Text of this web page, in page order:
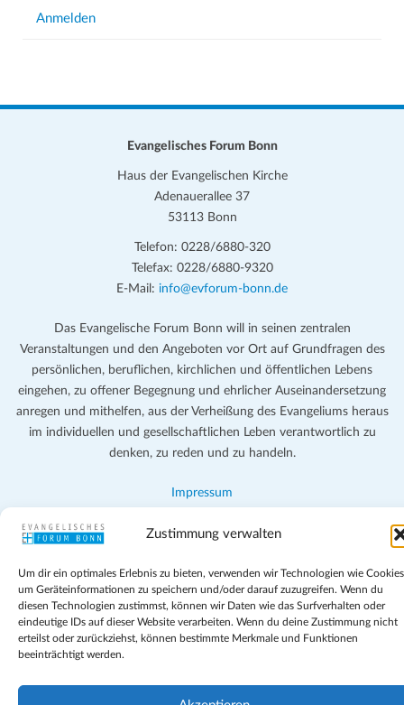
Zustimmung verwalten
Um dir ein optimales Erlebnis zu bieten, verwenden wir Technologien wie
um Geräteinformationen zu speichern und/oder darauf zuzugreifen. Wenn du
diesen Technologien zustimmst, können wir Daten wie das Surfverhalten oder
eindeutige IDs auf dieser Website verarbeiten. Wenn du deine Zustimmung nicht
erteilst oder zurückziehst, können bestimmte Merkmale und Funktionen
beeinträchtigt werden.
Anmelden
Evangelisches Forum Bonn
Haus der Evangelischen Kirche
Adenauerallee 37
53113 Bonn
Telefon: 0228/6880-320
Telefax: 0228/6880-9320
E-Mail: info@evforum-bonn.de
Das Evangelische Forum Bonn will in seinen zentralen
Veranstaltungen und den Angeboten vor Ort auf Grundfragen des
persönlichen, beruflichen, kirchlichen und öffentlichen Lebens
eingehen, zu offener Begegnung und ehrlicher Auseinandersetzung
anregen und mithelfen, aus der Verheißung des Evangeliums heraus
im individuellen und gesellschaftlichen Leben verantwortlich zu
denken, zu reden und zu handeln.
Impressum
Teilnahmebedingungen
Cookie-Richtlinie (EU)
Geschäftsbedingungen